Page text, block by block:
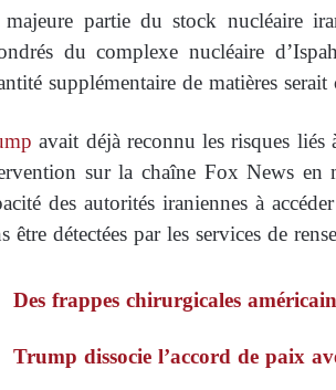
partie du stock nucléaire
du complexe nucléaire
supplémentaire de matières serait
avait déjà reconnu les risques
sur la chaîne Fox News
des autorités iraniennes à
être détectées par les services de
Des frappes chirurgicales
Trump dissocie l’accord de paix